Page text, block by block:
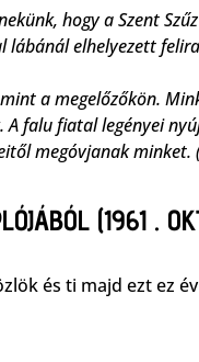
hogy a Szent
lábánál elhelyezett
a megelőzőkön.
A falu fiatal legényei
megóvjanak minket.
(1961 .
és ti majd ezt ez